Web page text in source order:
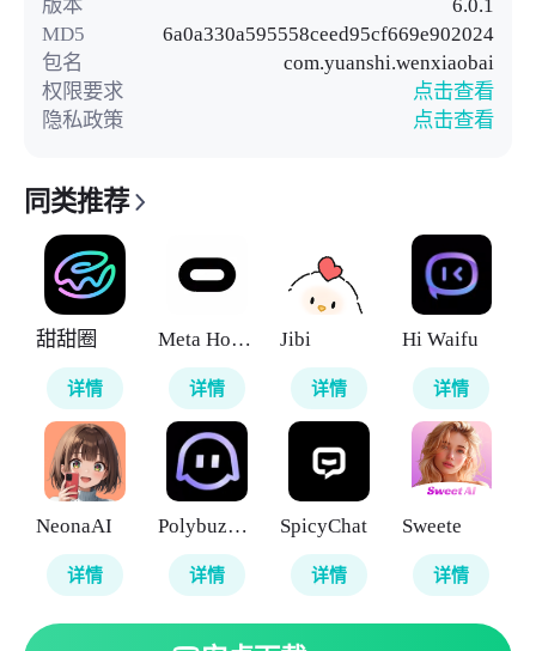
版本
6.0.1
MD5
6a0a330a595558ceed95cf669e902024
包名
com.yuanshi.wenxiaobai
权限要求
点击查看
隐私政策
点击查看
同类推荐
甜甜圈
详情
Meta Horizon
详情
Jibi
详情
Hi Waifu
详情
NeonaAI
详情
Polybuzz AI
详情
SpicyChat
详情
Sweete
详情